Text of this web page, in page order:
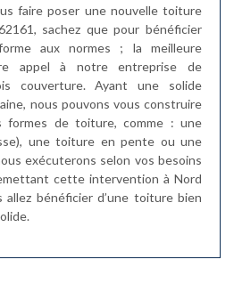
faire poser une nouvelle toiture
sachez que pour bénéficier
aux normes ; la meilleure
appel à notre entreprise de
couverture. Ayant une solide
nous pouvons vous construire
formes de toiture, comme : une
une toiture en pente ou une
exécuterons selon vos besoins
cette intervention à Nord
bénéficier d’une toiture bien